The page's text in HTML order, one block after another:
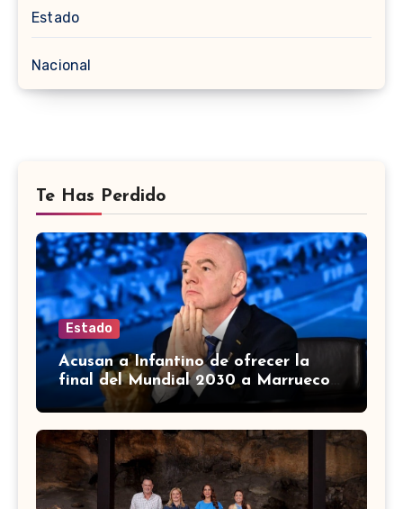
Estado
Nacional
Te Has Perdido
Estado
Acusan a Infantino de ofrecer la
final del Mundial 2030 a Marruecos
a cambio de apoyo